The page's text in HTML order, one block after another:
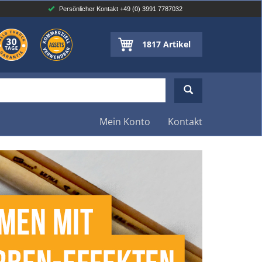
Persönlicher Kontakt +49 (0) 3991 7787032
1817 Artikel
Kontakt
Mein Konto